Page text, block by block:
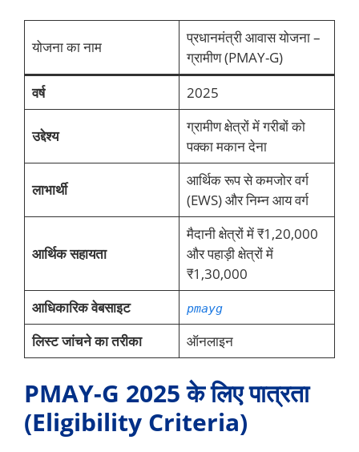
योजना का नाम
प्रधानमंत्री आवास योजना –
ग्रामीण (PMAY-G)
वर्ष
2025
उद्देश्य
ग्रामीण क्षेत्रों में गरीबों को
पक्का मकान देना
लाभार्थी
आर्थिक रूप से कमजोर वर्ग
(EWS) और निम्न आय वर्ग
आर्थिक सहायता
मैदानी क्षेत्रों में ₹1,20,000
और पहाड़ी क्षेत्रों में
₹1,30,000
आधिकारिक वेबसाइट
pmayg
लिस्ट जांचने का तरीका ऑनलाइन
PMAY-G 2025 के लिए पात्रता
(Eligibility Criteria)